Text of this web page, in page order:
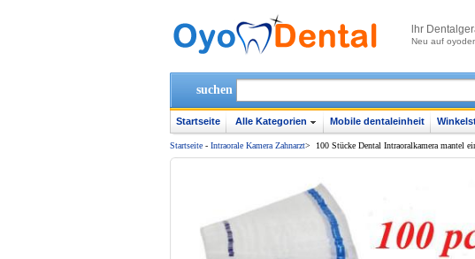
lhr
Neu auf
suchen
Startseite Alle Kategorien Mobile dentaleinheit
Startseite - Intraorale Kamera Zahnarzt> 100 Stücke Dental Intraoralkamera mantel